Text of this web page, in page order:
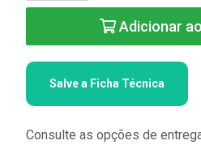
Adicionar
Salve a Ficha Técnica
Consulte as opções de